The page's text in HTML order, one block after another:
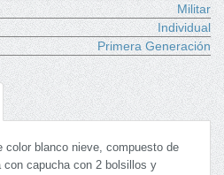
Militar
Individual
Primera Generación
color blanco nieve, compuesto de
con capucha con 2 bolsillos y